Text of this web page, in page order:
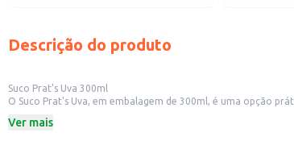
Descrição do produto
Suco Prat's Uva 300ml
O Suco Prat's Uva, em embalagem de 300ml, é uma opção
Dicas de Uso:
Ver mais